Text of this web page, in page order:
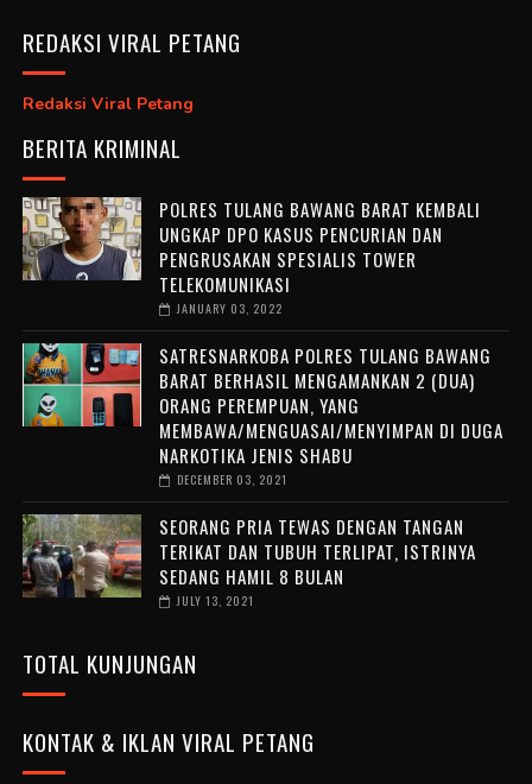
REDAKSI VIRAL PETANG
Redaksi Viral Petang
BERITA KRIMINAL
POLRES TULANG BAWANG BARAT KEMBALI
UNGKAP DPO KASUS PENCURIAN DAN
PENGRUSAKAN SPESIALIS TOWER
TELEKOMUNIKASI
JANUARY 03, 2022
SATRESNARKOBA POLRES TULANG BAWANG
BARAT BERHASIL MENGAMANKAN 2 (DUA)
ORANG PEREMPUAN, YANG
MEMBAWA/MENGUASAI/MENYIMPAN DI DUGA
NARKOTIKA JENIS SHABU
DECEMBER 03, 2021
SEORANG PRIA TEWAS DENGAN TANGAN
TERIKAT DAN TUBUH TERLIPAT, ISTRINYA
SEDANG HAMIL 8 BULAN
JULY 13, 2021
TOTAL KUNJUNGAN
KONTAK & IKLAN VIRAL PETANG